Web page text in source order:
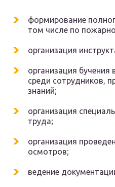
формирование
том числе по
организация
организация бучения
среди сотрудников,
знаний;
организация
труда;
организация
осмотров;
ведение